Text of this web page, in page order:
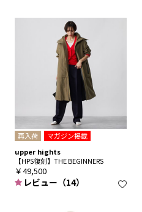
再入荷
マガジン掲載
upper hights
【HPS復刻】THE BEGINNERS
￥49,500
レビュー（14）